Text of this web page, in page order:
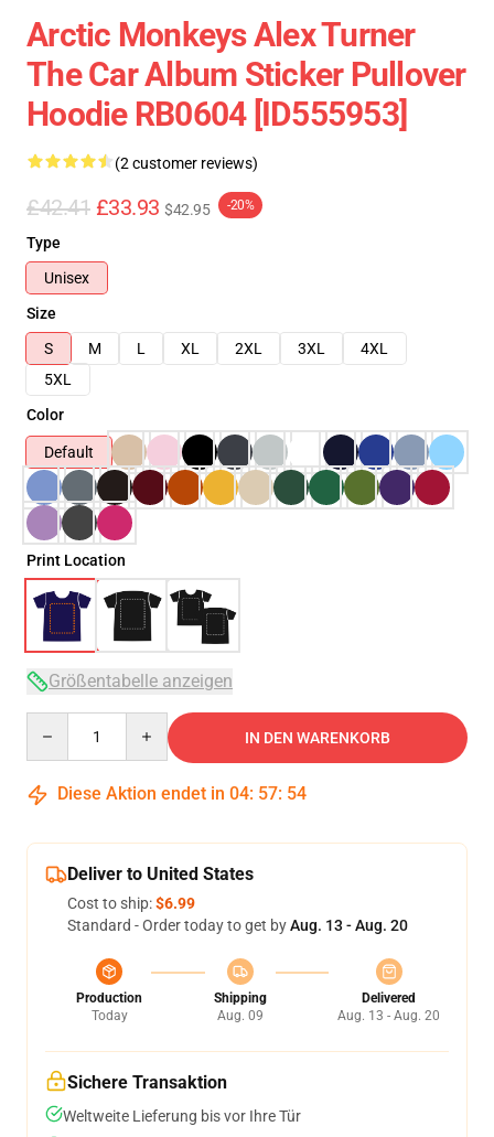
Arctic Monkeys Alex Turner
The Car Album Sticker Pullover
Hoodie RB0604 [ID555953]
(2 customer reviews)
£42.41 £33.93 $42.95 -20%
Type
Unisex
Size
S
M L XL 2XL 3XL
4XL
5XL
Color
Default
Print Location
Größentabelle anzeigen
IN DEN WARENKORB
Diese Aktion endet in 04: 57: 53
Deliver to United States
Cost to ship:$6.99
Standard - Order today to get byAug. 13 - Aug. 20
Production
Today
Shipping
Aug. 09
Delivered
Aug. 13 - Aug. 20
Sichere Transaktion
Weltweite Lieferung bis vor Ihre Tür